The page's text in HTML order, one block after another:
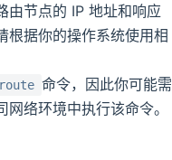
由节点的 IP 地址和响应
根据你的操作系统使用相
命令，因此你可能需
络环境中执行该命令。